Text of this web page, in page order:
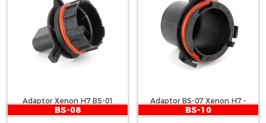
Adaptor Xenon H7 BS-01
Adaptor BS-07 Xenon H7 -
Astra G
BS-08 BS-10